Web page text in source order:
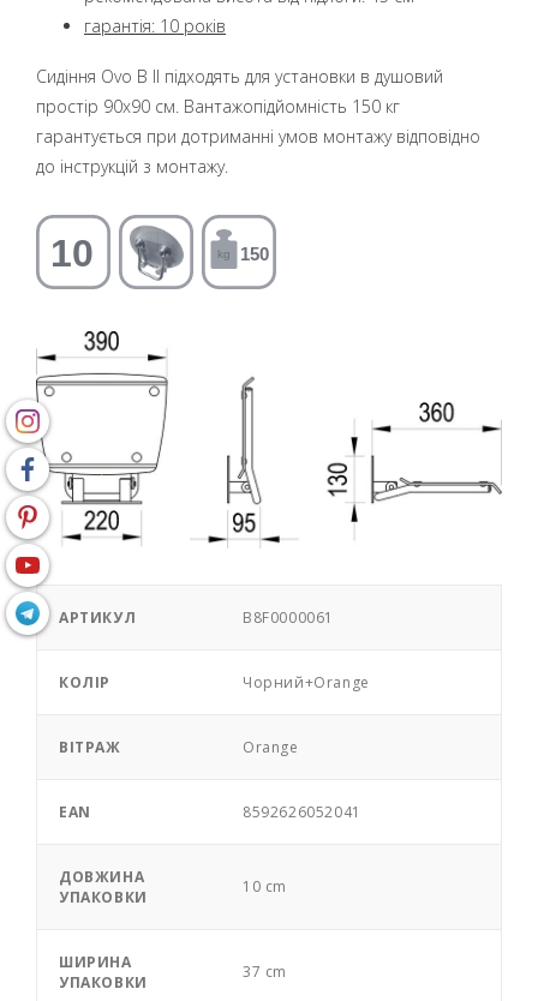
гарантія: 10 років
Сидіння Ovo B II підходять для установки в душовий
простір 90x90 см. Вантажопідйомність 150 кг
гарантується при дотриманні умов монтажу відповідно
до інструкцій з монтажу.
АРТИКУЛ B8F0000061
КОЛІР Чорний+Orange
ВІТРАЖ Orange
EAN 8592626052041
ДОВЖИНА
УПАКОВКИ
10 cm
ШИРИНА
УПАКОВКИ
37 cm